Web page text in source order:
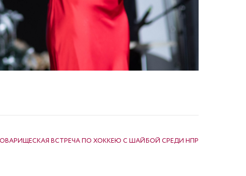
ВСТРЕЧА ПО ХОККЕЮ С ШАЙБОЙ СРЕДИ НПР